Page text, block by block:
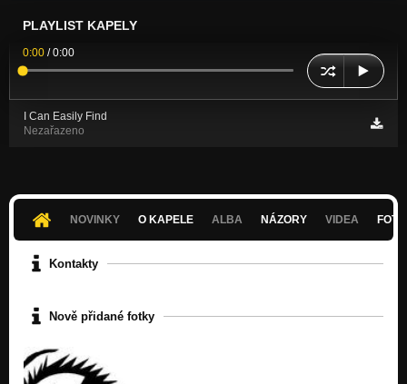
PLAYLIST KAPELY
0:00 /0:00
I Can Easily Find
Nezařazeno
NOVINKY O KAPELE ALBA NÁZORY VIDEA
Kontakty
Nově přidané fotky